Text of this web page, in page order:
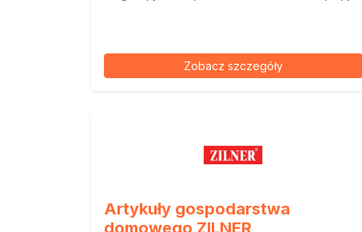
Zobacz szczegóły
Artykuły gospodarstwa
domowego ZILNER